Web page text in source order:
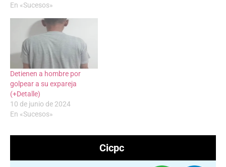
En «Sucesos»
Detienen a hombre por
golpear a su expareja
(+Detalle)
10 de junio de 2024
En «Sucesos»
Cicpc